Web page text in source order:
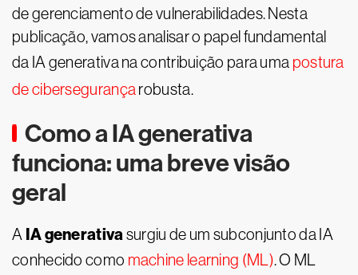
de gerenciamento de vulnerabilidades. Nesta
publicação, vamos analisar o papel fundamental
da IA generativa na contribuição para uma postura
de cibersegurança robusta.
Como a IA generativa
funciona: uma breve visão
geral
A IA generativasurgiu de um subconjunto da IA
conhecido como machine learning (ML). O ML